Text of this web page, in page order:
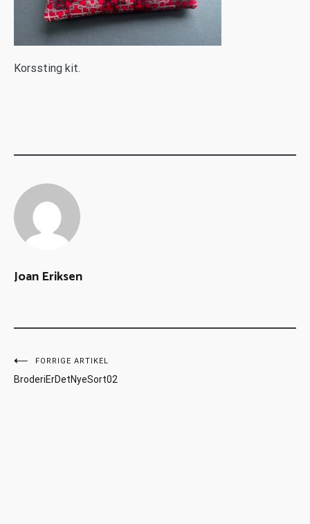
Korssting kit.
Joan Eriksen
FORRIGE ARTIKEL
BroderiErDetNyeSort02